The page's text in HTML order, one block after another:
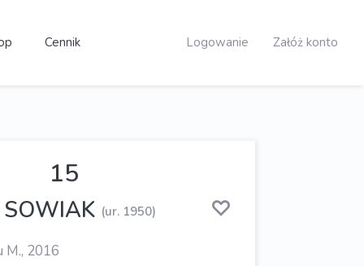
Cennik Logowanie Załóż konto
15
SOWIAK (ur. 1950)
M., 2016